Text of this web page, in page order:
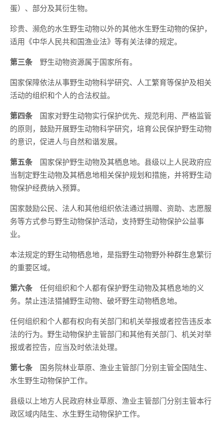
蛋）、部分及其衍生物。
珍贵、濒危的水生野生动物以外的其他水生野生动物的保护，
适用《中华人民共和国渔业法》等有关法律的规定。
第三条 野生动物资源属于国家所有。
国家保障依法从事野生动物科学研究、人工繁育等保护及相关
活动的组织和个人的合法权益。
第四条 国家对野生动物实行保护优先、规范利用、严格监管
的原则，鼓励开展野生动物科学研究，培育公民保护野生动物
的意识，促进人与自然和谐发展。
第五条 国家保护野生动物及其栖息地。县级以上人民政府应
当制定野生动物及其栖息地相关保护规划和措施，并将野生动
物保护经费纳入预算。
国家鼓励公民、法人和其他组织依法通过捐赠、资助、志愿服
务等方式参与野生动物保护活动，支持野生动物保护公益事
业。
本法规定的野生动物栖息地，是指野生动物野外种群生息繁衍
的重要区域。
第六条 任何组织和个人都有保护野生动物及其栖息地的义
务。禁止违法猎捕野生动物、破坏野生动物栖息地。
任何组织和个人都有权向有关部门和机关举报或者控告违反本
法的行为。野生动物保护主管部门和其他有关部门、机关对举
报或者控告，应当及时依法处理。
第七条 国务院林业草原、渔业主管部门分别主管全国陆生、
水生野生动物保护工作。
县级以上地方人民政府林业草原、渔业主管部门分别主管本行
政区域内陆生、水生野生动物保护工作。